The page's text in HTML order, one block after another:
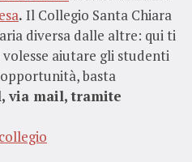
. Il Collegio Santa Chiara
diversa dalle altre: qui ti
volesse aiutare gli studenti
basta
via mail, tramite